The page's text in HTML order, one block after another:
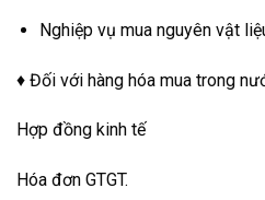
Nghiệp vụ mua nguyên vật
♦ Đối với hàng hóa mua trong
Hợp đồng kinh tế
Hóa đơn GTGT.